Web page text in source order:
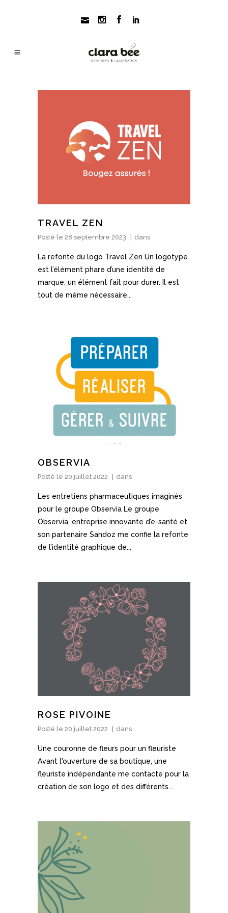
TRAVEL ZEN
Posté le 28 septembre 2023 dans
La refonte du logo Travel Zen Un logotype
est l’élément phare d’une identité de
marque, un élément fait pour durer. Il est
tout de même nécessaire...
OBSERVIA
Posté le 20 juillet 2022 dans
Les entretiens pharmaceutiques imaginés
pour le groupe Observia Le groupe
Observia, entreprise innovante d’e-santé et
son partenaire Sandoz me confie la refonte
de l’identité graphique de...
ROSE PIVOINE
Posté le 20 juillet 2022 dans
Une couronne de fleurs pour un fleuriste
Avant l'ouverture de sa boutique, une
fleuriste indépendante me contacte pour la
création de son logo et des différents...